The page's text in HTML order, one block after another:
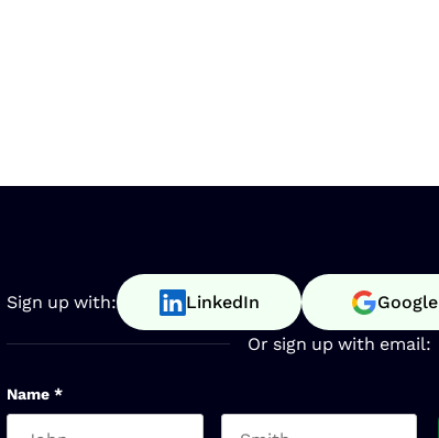
Sign up with: LinkedIn Google
Or sign up with email:
Name *